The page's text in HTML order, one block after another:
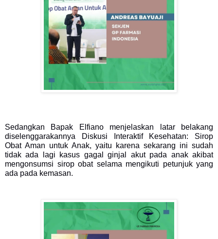
Sedangkan Bapak Elfiano menjelaskan latar belakang
diselenggarakannya Diskusi Interaktif Kesehatan: Sirop
Obat Aman untuk Anak, yaitu karena sekarang ini sudah
tidak ada lagi kasus gagal ginjal akut pada anak akibat
mengonsumsi sirop obat selama mengikuti petunjuk yang
ada pada kemasan.